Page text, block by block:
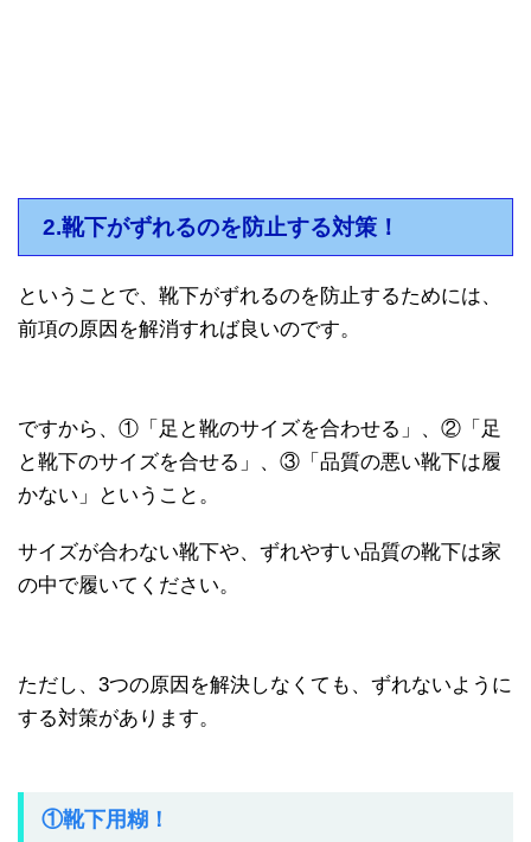
2.靴下がずれるのを防止する対策！
ということで、靴下がずれるのを防止するためには、
前項の原因を解消すれば良いのです。
ですから、①「足と靴のサイズを合わせる」、②「足
と靴下のサイズを合せる」、③「品質の悪い靴下は履
かない」ということ。
サイズが合わない靴下や、ずれやすい品質の靴下は家
の中で履いてください。
ただし、3つの原因を解決しなくても、ずれないように
する対策があります。
①靴下用糊！